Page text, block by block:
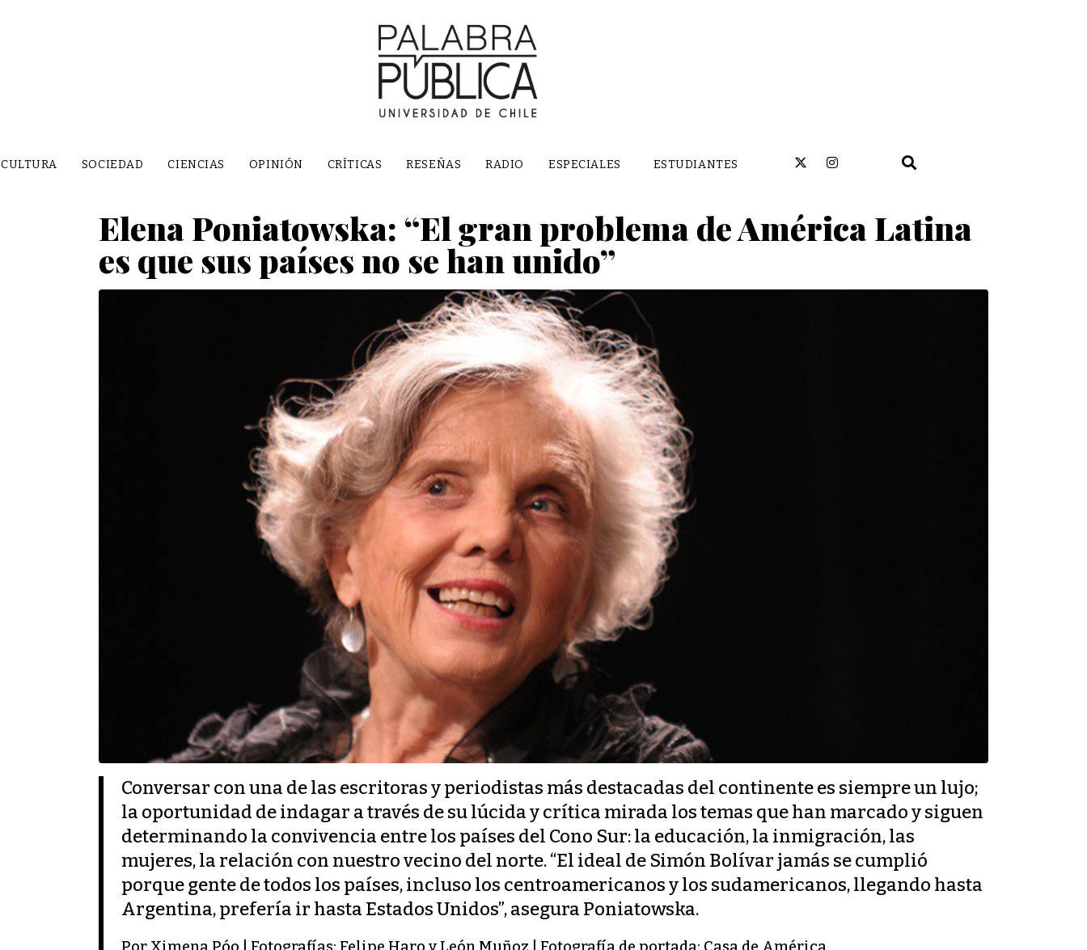
CULTURA SOCIEDAD CIENCIAS OPINIÓN CRÍTICAS RESEÑAS RADIO ESPECIALES ESTUDIANTES
Elena Poniatowska: “El gran problema de América Latina
es que sus países no se han unido”
Conversar con una de las escritoras y periodistas más destacadas del continente es siempre un lujo;
la oportunidad de indagar a través de su lúcida y crítica mirada los temas que han marcado y siguen
determinando la convivencia entre los países del Cono Sur: la educación, la inmigración, las
mujeres, la relación con nuestro vecino del norte. “El ideal de Simón Bolívar jamás se cumplió
porque gente de todos los países, incluso los centroamericanos y los sudamericanos, llegando hasta
Argentina, prefería ir hasta Estados Unidos”, asegura Poniatowska.